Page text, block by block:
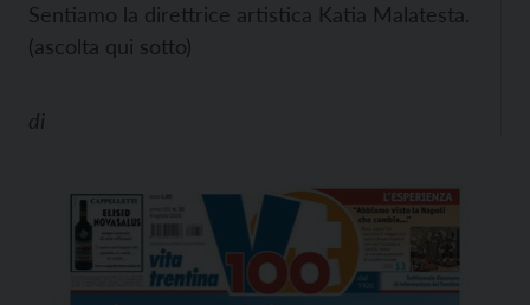
Sentiamo la direttrice artistica Katia Malatesta.
(ascolta qui sotto)
di